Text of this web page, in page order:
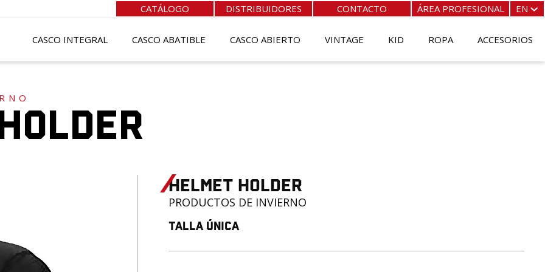
CATÁLOGO DISTRIBUIDORES CONTACTO ÁREA PROFESIONAL
EN
EN
CASCO INTEGRAL CASCO ABATIBLE CASCO ABIERTO VINTAGE KID ROPA ACCESORIOS
helmet holder
PRODUCTOS DE INVIERNO
Talla única